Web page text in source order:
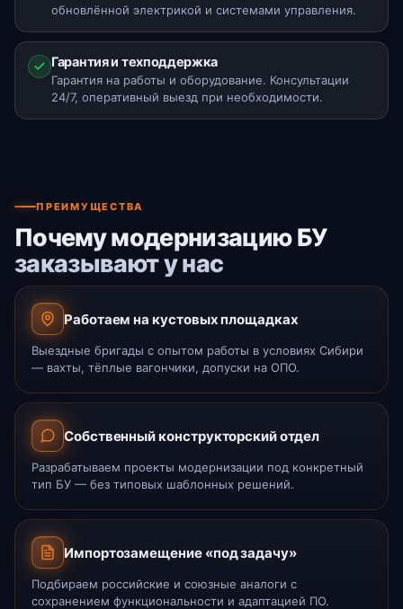
обновлённой электрикой и системами управления.
Гарантия и техподдержка
Гарантия на работы и оборудование. Консультации
24/7, оперативный выезд при необходимости.
ПРЕИМУЩЕСТВА
Почему модернизацию БУ
заказывают у нас
Работаем на кустовых площадках
Выездные бригады с опытом работы в условиях Сибири
— вахты, тёплые вагончики, допуски на ОПО.
Собственный конструкторский отдел
Разрабатываем проекты модернизации под конкретный
тип БУ — без типовых шаблонных решений.
Импортозамещение «под задачу»
Подбираем российские и союзные аналоги с
сохранением функциональности и адаптацией ПО.